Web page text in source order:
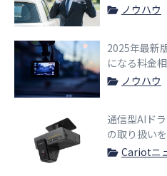
ノウハウ
2025年最新
になる料金
ノウハウ
通信型AIド
の取り扱い
Cariotニ